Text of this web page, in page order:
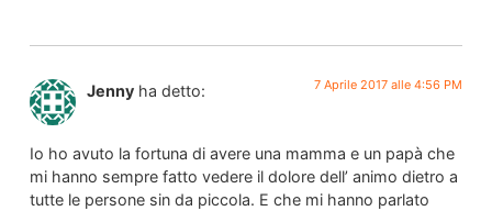
Jenny ha detto: 7 Aprile 2017 alle 4:56 PM
Io ho avuto la fortuna di avere una mamma e un papà che
mi hanno sempre fatto vedere il dolore dell’ animo dietro a
tutte le persone sin da piccola. E che mi hanno parlato